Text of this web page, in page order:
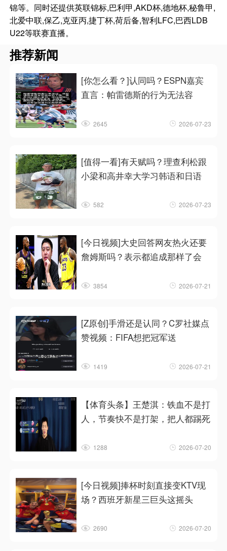
锦等。同时还提供英联锦标,巴利甲,AKD杯,德地杯,秘鲁甲,
北爱中联,保乙,克亚丙,捷丁杯,荷后备,智利LFC,巴西LDB
U22等联赛直播。
推荐新闻
[你怎么看？]认同吗？ESPN嘉宾
直言：帕雷德斯的行为无法容
2645 2026-07-23
[值得一看]有天赋吗？理查利松跟
小梁和高井幸大学习韩语和日语
582 2026-07-23
[今日视频]大史回答网友热火还要
詹姆斯吗？表示都追成那样了会
3854 2026-07-21
[Z原创]手滑还是认同？C罗社媒点
赞视频：FIFA想把冠军送
1419 2026-07-21
【体育头条】王楚淇：铁血不是打
人，节奏快不是打架，把人都踢死
1288 2026-07-20
[今日视频]捧杯时刻直接变KTV现
场？西班牙新星三巨头这摇头
2690 2026-07-20